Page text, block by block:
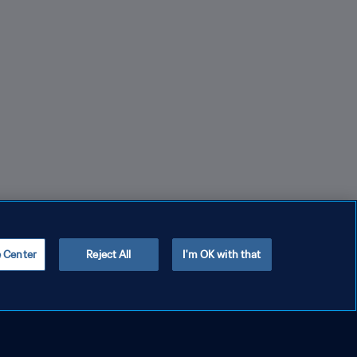
Center Reject All I'm OK with that